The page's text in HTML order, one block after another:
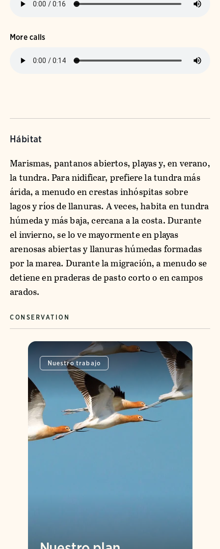
More calls
Hábitat
Marismas, pantanos abiertos, playas y, en verano,
la tundra. Para nidificar, prefiere la tundra más
árida, a menudo en crestas inhóspitas sobre
lagos y ríos de llanuras. A veces, habita en tundra
húmeda y más baja, cercana a la costa. Durante
el invierno, se lo ve mayormente en playas
arenosas abiertas y llanuras húmedas formadas
por la marea. Durante la migración, a menudo se
detiene en praderas de pasto corto o en campos
arados.
CONSERVATION
Nuestro trabajo